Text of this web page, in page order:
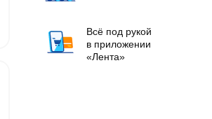
Всё под рукой
в приложении
«Лента»